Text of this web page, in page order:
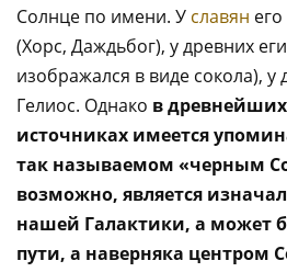
Солнце по имени. У славян
(Хорс, Даждьбог), у древних
изображался в виде сокола), у
Гелиос. Однако в
источниках имеется
так называемом «черным
возможно, является
нашей Галактики, а может
пути, а наверняка центром